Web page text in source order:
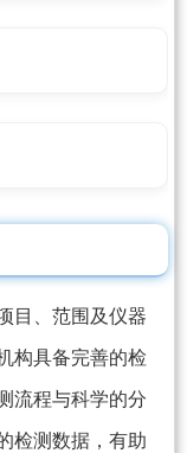
目、范围及仪器
构具备完善的检
流程与科学的分
检测数据，有助